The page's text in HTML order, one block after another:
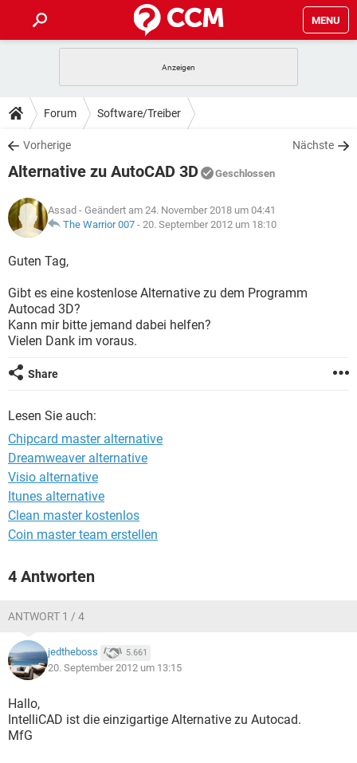
MENU
ANDROID IOS
WINDOWS 10
WHATSAPP TIKTOK
FACEBOOK
TIPPS & TRICKS
SPIELE
WHATSAPP TIKTOK
FACEBOOK
DOWNLOADS
SPIELE STREAMING
ANDROID
WINDOWS 10 INSTAGRAM
WHATSAPP
SPIELE STREAMING
ANDROID
WINDOWS 10
WHATSAPP TIKTOK
FACEBOOK HARDWARE
LEXIKON
SPIELE
WINDOWS 10
WHATSAPP
FACEBOOK
Forum Software/Treiber
Vorherige Nächste
Alternative zu AutoCAD 3D Geschlossen
Assad - Geändert am 24. November 2018 um 04:41
The Warrior 007 - 20. September 2012 um 18:10
Guten Tag,
Gibt es eine kostenlose Alternative zu dem Programm
Autocad 3D?
Kann mir bitte jemand dabei helfen?
Vielen Dank im voraus.
Share
Lesen Sie auch:
Chipcard master alternative
Dreamweaver alternative
Visio alternative
Itunes alternative
Clean master kostenlos
Coin master team erstellen
4 Antworten
ANTWORT 1 / 4
jedtheboss 5.661
20. September 2012 um 13:15
Hallo,
IntelliCAD ist die einzigartige Alternative zu Autocad.
MfG